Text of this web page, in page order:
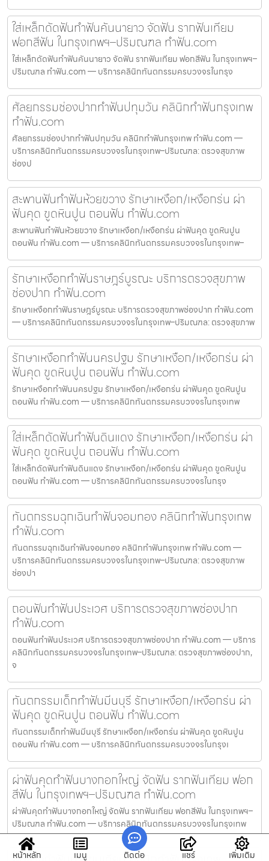
ใส่เหล็กดัดฟันทำฟันคันนายาว จัดฟัน รากฟันเทียม
ฟอกสีฟัน ในกรุงเทพฯ–ปริมณฑล ทำฟัน.com
ใส่เหล็กดัดฟันทำฟันคันนายาว จัดฟัน รากฟันเทียม ฟอกสีฟัน ในกรุงเทพฯ–
ปริมณฑล ทำฟัน.com — บริการคลินิกทันตกรรมครบวงจรในกรุง
ศัลยกรรมช่องปากทำฟันปทุมวัน คลินิกทำฟันกรุงเทพ
ทำฟัน.com
ศัลยกรรมช่องปากทำฟันปทุมวัน คลินิกทำฟันกรุงเทพ ทำฟัน.com —
บริการคลินิกทันตกรรมครบวงจรในกรุงเทพ–ปริมณฑล: ตรวจสุขภาพ
ช่องป
สะพานฟันทำฟันห้วยขวาง รักษาเหงือก/เหงือกร่น ผ่า
ฟันคุด ขูดหินปูน ถอนฟัน ทำฟัน.com
สะพานฟันทำฟันห้วยขวาง รักษาเหงือก/เหงือกร่น ผ่าฟันคุด ขูดหินปูน
ถอนฟัน ทำฟัน.com — บริการคลินิกทันตกรรมครบวงจรในกรุงเทพ–
รักษาเหงือกทำฟันราษฎร์บูรณะ บริการตรวจสุขภาพ
ช่องปาก ทำฟัน.com
รักษาเหงือกทำฟันราษฎร์บูรณะ บริการตรวจสุขภาพช่องปาก ทำฟัน.com
— บริการคลินิกทันตกรรมครบวงจรในกรุงเทพ–ปริมณฑล: ตรวจสุขภาพ
รักษาเหงือกทำฟันนครปฐม รักษาเหงือก/เหงือกร่น ผ่า
ฟันคุด ขูดหินปูน ถอนฟัน ทำฟัน.com
รักษาเหงือกทำฟันนครปฐม รักษาเหงือก/เหงือกร่น ผ่าฟันคุด ขูดหินปูน
ถอนฟัน ทำฟัน.com — บริการคลินิกทันตกรรมครบวงจรในกรุงเทพ
ใส่เหล็กดัดฟันทำฟันดินแดง รักษาเหงือก/เหงือกร่น ผ่า
ฟันคุด ขูดหินปูน ถอนฟัน ทำฟัน.com
ใส่เหล็กดัดฟันทำฟันดินแดง รักษาเหงือก/เหงือกร่น ผ่าฟันคุด ขูดหินปูน
ถอนฟัน ทำฟัน.com — บริการคลินิกทันตกรรมครบวงจรในกรุง
ทันตกรรมฉุกเฉินทำฟันจอมทอง คลินิกทำฟันกรุงเทพ
ทำฟัน.com
ทันตกรรมฉุกเฉินทำฟันจอมทอง คลินิกทำฟันกรุงเทพ ทำฟัน.com —
บริการคลินิกทันตกรรมครบวงจรในกรุงเทพ–ปริมณฑล: ตรวจสุขภาพ
ช่องปา
ถอนฟันทำฟันประเวศ บริการตรวจสุขภาพช่องปาก
ทำฟัน.com
ถอนฟันทำฟันประเวศ บริการตรวจสุขภาพช่องปาก ทำฟัน.com — บริการ
คลินิกทันตกรรมครบวงจรในกรุงเทพ–ปริมณฑล: ตรวจสุขภาพช่องปาก,
จ
ทันตกรรมเด็กทำฟันมีนบุรี รักษาเหงือก/เหงือกร่น ผ่า
ฟันคุด ขูดหินปูน ถอนฟัน ทำฟัน.com
ทันตกรรมเด็กทำฟันมีนบุรี รักษาเหงือก/เหงือกร่น ผ่าฟันคุด ขูดหินปูน
ถอนฟัน ทำฟัน.com — บริการคลินิกทันตกรรมครบวงจรในกรุงเ
ผ่าฟันคุดทำฟันบางกอกใหญ่ จัดฟัน รากฟันเทียม ฟอก
สีฟัน ในกรุงเทพฯ–ปริมณฑล ทำฟัน.com
ผ่าฟันคุดทำฟันบางกอกใหญ่ จัดฟัน รากฟันเทียม ฟอกสีฟัน ในกรุงเทพฯ–
ปริมณฑล ทำฟัน.com — บริการคลินิกทันตกรรมครบวงจรในกรุงเทพ
หน้าหลัก เมนู ติดต่อ แชร์ เพิ่มเติม